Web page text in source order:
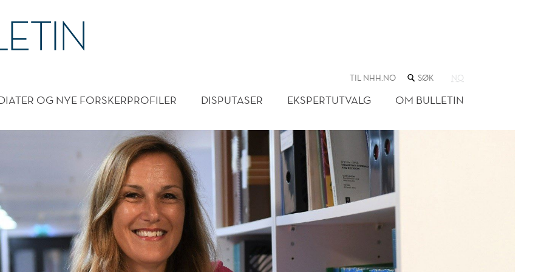
TIL NHH.NO SØK
NETTSTEDET
NO
OG NYE FORSKERPROFILER DISPUTASER EKSPERTUTVALG OM BULLETIN